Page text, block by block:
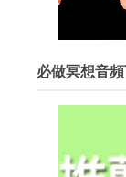
必做冥想音